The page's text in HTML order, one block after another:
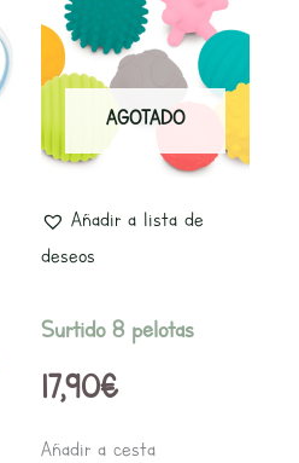
AGOTADO
Añadir a lista de
deseos
Surtido 8 pelotas
17,90€
Añadir a cesta